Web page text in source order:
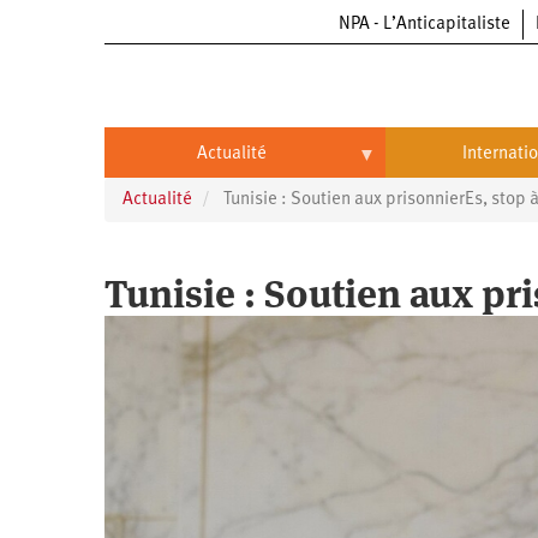
NPA - L’Anticapitaliste
Actualité
Actualité
Entreprises
Entreprises
Oppressions
International
Chine
Actualité Tunisie : Soutien aux prisonnierEs, stop
Tunisie : Soutien aux